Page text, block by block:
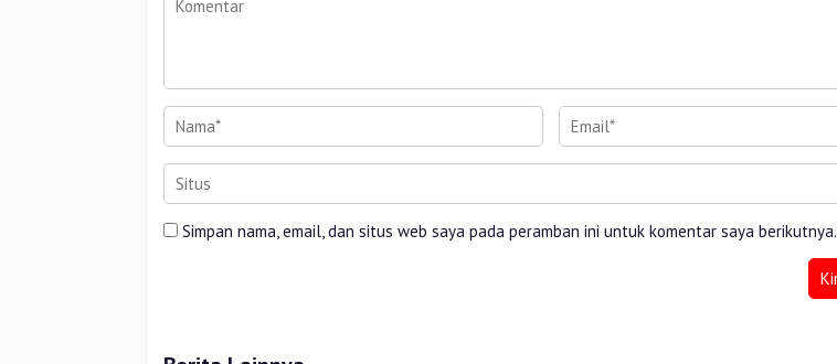
Simpan nama, email, dan situs web saya pada peramban ini untuk komentar saya berikutnya.